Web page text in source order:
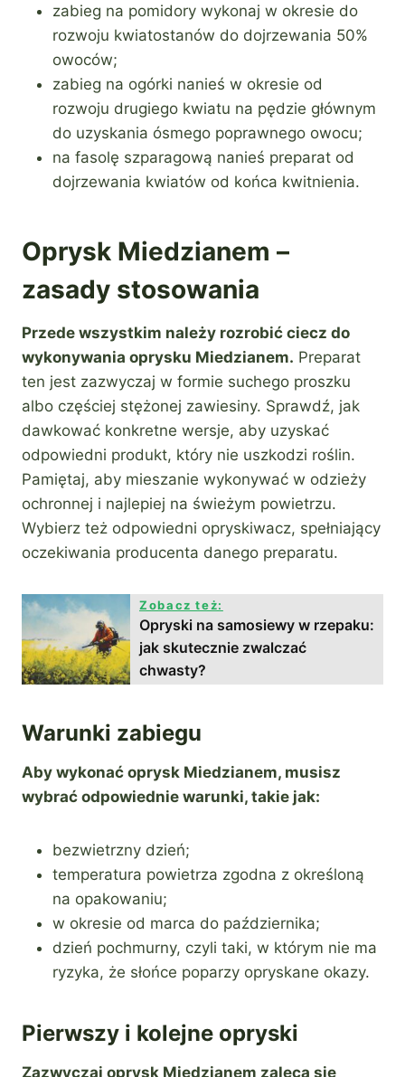
zabieg na pomidory wykonaj w okresie do
rozwoju kwiatostanów do dojrzewania 50%
owoców;
zabieg na ogórki nanieś w okresie od
rozwoju drugiego kwiatu na pędzie głównym
do uzyskania ósmego poprawnego owocu;
na fasolę szparagową nanieś preparat od
dojrzewania kwiatów od końca kwitnienia.
Oprysk Miedzianem –
zasady stosowania
Przede wszystkim należy rozrobić ciecz do
wykonywania oprysku Miedzianem. Preparat
ten jest zazwyczaj w formie suchego proszku
albo częściej stężonej zawiesiny. Sprawdź, jak
dawkować konkretne wersje, aby uzyskać
odpowiedni produkt, który nie uszkodzi roślin.
Pamiętaj, aby mieszanie wykonywać w odzieży
ochronnej i najlepiej na świeżym powietrzu.
Wybierz też odpowiedni opryskiwacz, spełniający
oczekiwania producenta danego preparatu.
Zobacz też:
Opryski na samosiewy w rzepaku:
jak skutecznie zwalczać
chwasty?
Warunki zabiegu
Aby wykonać oprysk Miedzianem, musisz
wybrać odpowiednie warunki, takie jak:
bezwietrzny dzień;
temperatura powietrza zgodna z określoną
na opakowaniu;
w okresie od marca do października;
dzień pochmurny, czyli taki, w którym nie ma
ryzyka, że słońce poparzy opryskane okazy.
Pierwszy i kolejne opryski
Zazwyczaj oprysk Miedzianem zaleca się